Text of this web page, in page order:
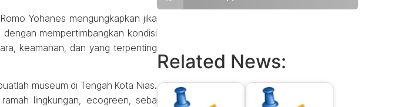
Yohanes mengungkapkan jika
mempertimbangkan kondisi
keamanan, dan yang terpenting
museum di Tengah Kota Nias.
lingkungan, ecogreen, seba
Related News: